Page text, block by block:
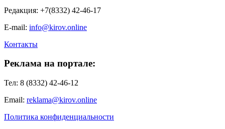
Редакция: +7(8332) 42-46-17
E-mail: info@kirov.online
Контакты
Реклама на портале:
Тел: 8 (8332) 42-46-12
Email: reklama@kirov.online
Политика конфиденциальности